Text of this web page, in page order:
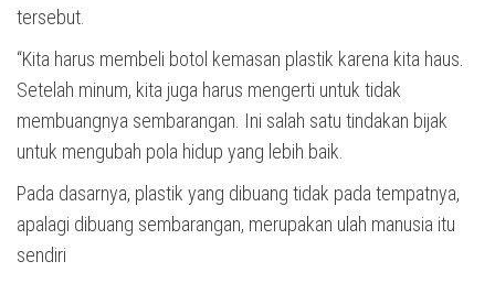
tersebut.
“Kita harus membeli botol kemasan plastik karena kita haus.
Setelah minum, kita juga harus mengerti untuk tidak
membuangnya sembarangan. Ini salah satu tindakan bijak
untuk mengubah pola hidup yang lebih baik.
Pada dasarnya, plastik yang dibuang tidak pada tempatnya,
apalagi dibuang sembarangan, merupakan ulah manusia itu
sendiri